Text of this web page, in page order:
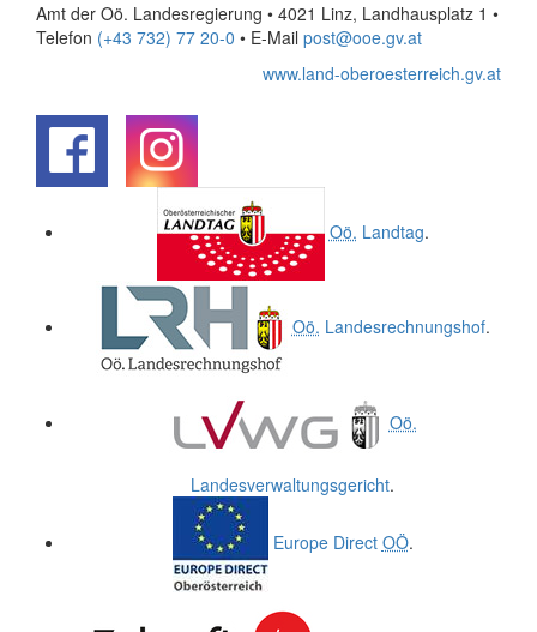
Amt der Oö. Landesregierung • 4021 Linz, Landhausplatz 1 •
Telefon (+43 732) 77 20-0 • E-Mail post@ooe.gv.at
www.land-oberoesterreich.gv.at
Oö. Landtag.
Oö. Landesrechnungshof.
Oö.
Landesverwaltungsgericht.
Europe Direct OÖ.